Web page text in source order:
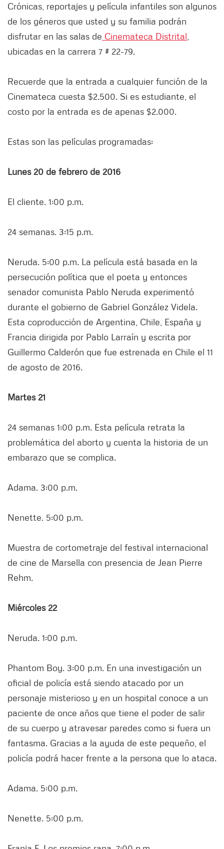
Crónicas, reportajes y película infantiles son algunos
de los géneros que usted y su familia podrán
disfrutar en las salas de Cinemateca Distrital
ubicadas en la carrera 7 # 22-79.
Recuerde que la entrada a cualquier función de la
Cinemateca cuesta $2.500. Si es estudiante, el
costo por la entrada es de apenas $2.000.
Estas son las películas programadas:
Lunes 20 de febrero de 2016
El cliente. 1:00 p.m.
24 semanas. 3:15 p.m.
Neruda. 5:00 p.m. La película está basada en la
persecución política que el poeta y entonces
senador comunista Pablo Neruda experimentó
durante el gobierno de Gabriel González Videla.
Esta coproducción de Argentina, Chile, España y
Francia dirigida por Pablo Larraín y escrita por
Guillermo Calderón que fue estrenada en Chile el 11
de agosto de 2016.
Martes 21
24 semanas 1:00 p.m. Esta película retrata la
problemática del aborto y cuenta la historia de un
embarazo que se complica.
Adama. 3:00 p.m.
Nenette. 5:00 p.m.
Muestra de cortometraje del festival internacional
de cine de Marsella con presencia de Jean Pierre
Rehm.
Miércoles 22
Neruda. 1:00 p.m.
Phantom Boy. 3:00 p.m. En una investigación un
oficial de policía está siendo atacado por un
personaje misterioso y en un hospital conoce a un
paciente de once años que tiene el poder de salir
de su cuerpo y atravesar paredes como si fuera un
fantasma. Gracias a la ayuda de este pequeño, el
policía podrá hacer frente a la persona que lo ataca.
Adama. 5:00 p.m.
Nenette. 5:00 p.m.